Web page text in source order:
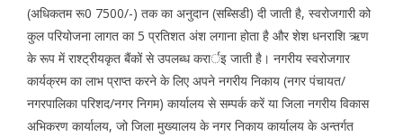
(अधिकतम रू0 7500/-) तक का अनुदान (सब्सिडी) दी जाती है, स्वरोजगारी को
कुल परियोजना लागत का 5 प्रतिशत अंश लगाना होता है और शेश धनराशि ऋण
के रूप में राश्ट्रीयकृत बैंकों से उपलब्ध करार्इ जाती है। नगरीय स्वरोजगार
कार्यक्रम का लाभ प्राप्त करने के लिए अपने नगरीय निकाय (नगर पंचायत/
नगरपालिका परिशद/नगर निगम) कार्यालय से सम्पर्क करें या जिला नगरीय विकास
अभिकरण कार्यालय, जो जिला मुख्यालय के नगर निकाय कार्यालय के अन्तर्गत